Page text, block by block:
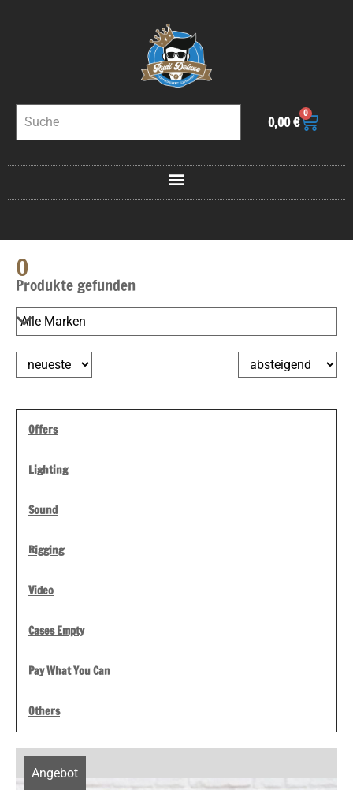
0,00€
0
Produkte gefunden
0
Offers
Lighting
Sound
Rigging
Video
Cases Empty
Pay What You Can
Others
Angebot